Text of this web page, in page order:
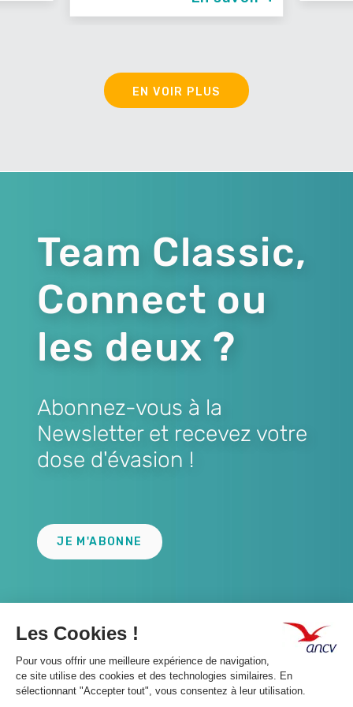
EN VOIR PLUS
Team Classic,
Connect ou
les deux ?
Abonnez-vous à la
Newsletter et recevez votre
dose d'évasion !
JE M'ABONNE